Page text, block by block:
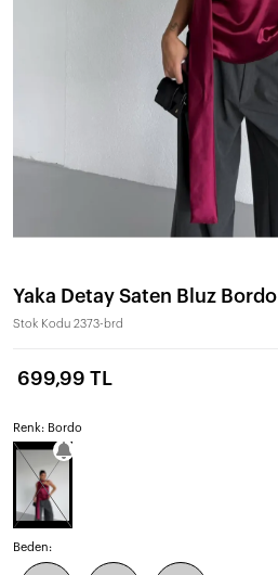
Yaka Detay Saten Bluz Bordo
Stok Kodu 2373-brd
699,99 TL
Renk: Bordo
Beden: